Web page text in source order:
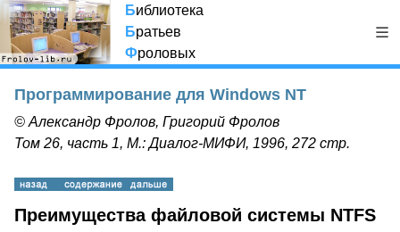
Библиотека
Братьев
Фроловых
Программирование для Windows NT
© Александр Фролов, Григорий Фролов
Том 26, часть 1, М.: Диалог-МИФИ, 1996, 272 стр.
Преимущества файловой системы NTFS